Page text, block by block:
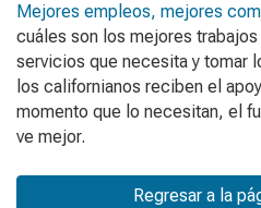
Mejores empleos, mejores
cuáles son los mejores
servicios que necesita y tomar
los californianos reciben el
momento que lo necesitan, el
ve mejor.
Regresar a la